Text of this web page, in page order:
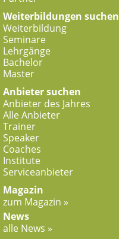
Weiterbildungen suchen
Weiterbildung
Seminare
Lehrgänge
Bachelor
Master
Anbieter suchen
Anbieter des Jahres
Alle Anbieter
Trainer
Speaker
Coaches
Institute
Serviceanbieter
Magazin
zum Magazin »
News
alle News »